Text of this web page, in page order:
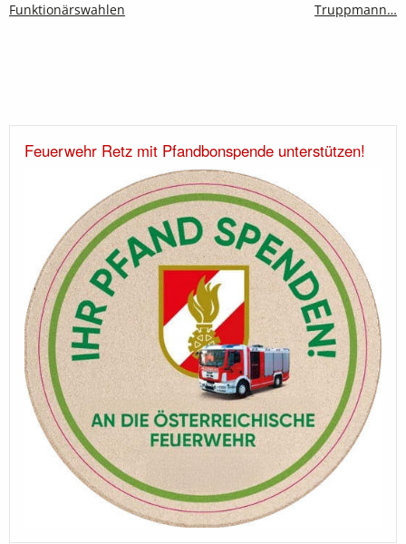
Funktionärswahlen Truppmann…
Feuerwehr Retz mit Pfandbonspende unterstützen!